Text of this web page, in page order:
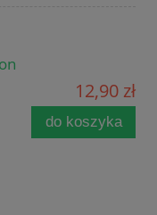
12,90 zł
do koszyka